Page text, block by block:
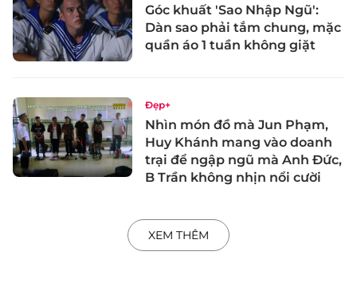
Góc khuất 'Sao Nhập Ngũ':
Dàn sao phải tắm chung, mặc
quần áo 1 tuần không giặt
Đẹp+
Nhìn món đồ mà Jun Phạm,
Huy Khánh mang vào doanh
trại để ngập ngũ mà Anh Đức,
B Trần không nhịn nổi cười
XEM THÊM